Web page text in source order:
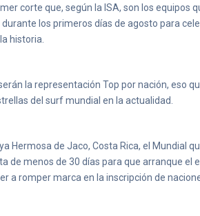
corte que, según la ISA, son los equipos
los primeros días de agosto para
historia.
la representación Top por nación, eso
del surf mundial en la actualidad.
Hermosa de Jaco, Costa Rica, el Mundial
de menos de 30 días para que arranque el
a romper marca en la inscripción de